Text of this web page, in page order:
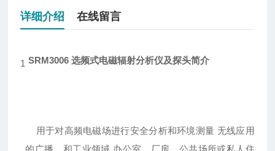
详细介绍 在线留言
1 SRM3006 选频式电磁辐射分析仪及探头简介
用于对高频电磁场进行安全分析和环境测量 无线应用